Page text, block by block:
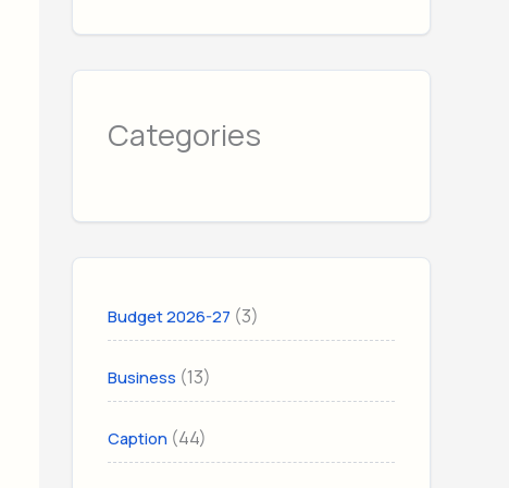
Categories
Budget 2026-27 (3)
Business (13)
Caption (44)